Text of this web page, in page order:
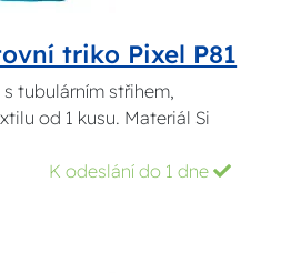
triko Pixel P81
tubulárním střihem,
od 1 kusu. Materiál Si
K odeslání do 1 dne